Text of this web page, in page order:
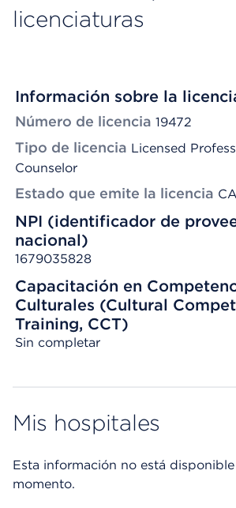
licenciaturas
Información sobre la
Número de licencia 19472
Tipo de licencia Licensed
Counselor
Estado que emite la licencia
NPI (identificador de
nacional)
1679035828
Capacitación en
Culturales (Cultural
Training, CCT)
Sin completar
Mis hospitales
Esta información no está
momento.